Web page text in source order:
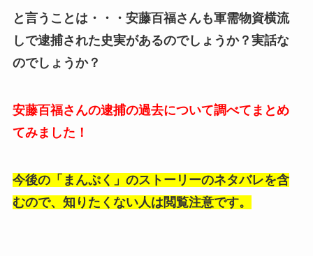
と言うことは・・・安藤百福さんも軍需物資横流
しで逮捕された史実があるのでしょうか？実話な
のでしょうか？
安藤百福さんの逮捕の過去について調べてまとめ
てみました！
今後の「まんぷく」のストーリーのネタバレを含
むので、知りたくない人は閲覧注意です。